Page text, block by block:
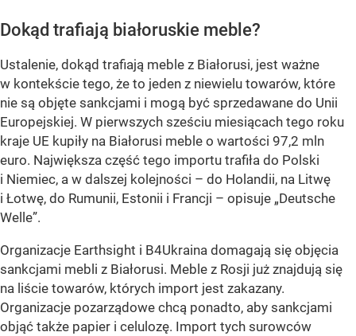
Dokąd trafiają białoruskie meble?
Ustalenie, dokąd trafiają meble z Białorusi, jest ważne
w kontekście tego, że to jeden z niewielu towarów, które
nie są objęte sankcjami i mogą być sprzedawane do Unii
Europejskiej. W pierwszych sześciu miesiącach tego roku
kraje UE kupiły na Białorusi meble o wartości 97,2 mln
euro. Największa część tego importu trafiła do Polski
i Niemiec, a w dalszej kolejności – do Holandii, na Litwę
i Łotwę, do Rumunii, Estonii i Francji – opisuje „Deutsche
Welle”.
Organizacje Earthsight i B4Ukraina domagają się objęcia
sankcjami mebli z Białorusi. Meble z Rosji już znajdują się
na liście towarów, których import jest zakazany.
Organizacje pozarządowe chcą ponadto, aby sankcjami
objąć także papier i celulozę. Import tych surowców